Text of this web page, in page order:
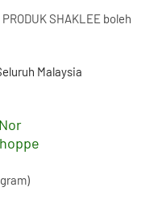
SHAKLEE boleh
Malaysia